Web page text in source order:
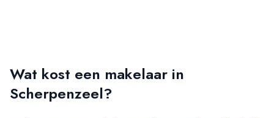
Wat kost een makelaar in
Scherpenzeel?